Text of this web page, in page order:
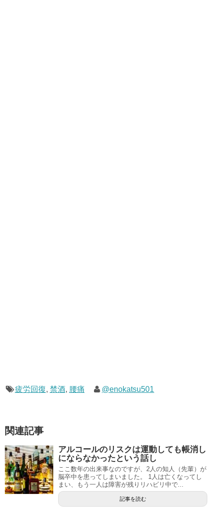
疲労回復, 禁酒, 腰痛 @enokatsu501
関連記事
アルコールのリスクは運動しても帳消し
にならなかったという話し
ここ数年の出来事なのですが、2人の知人（先輩）が
脳卒中を患ってしまいました。 1人は亡くなってし
まい、もう一人は障害が残りリハビリ中で...
記事を読む